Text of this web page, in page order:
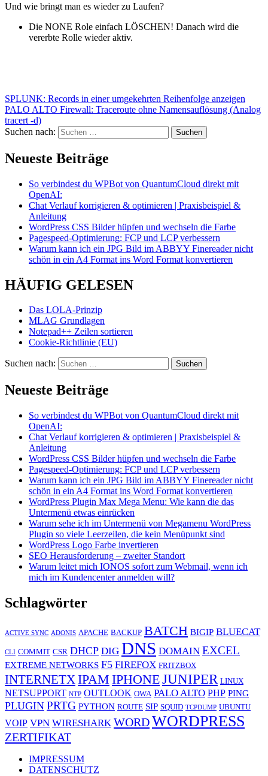
Und wie bringt man es wieder zu Laufen?
Die NONE Role einfach LÖSCHEN! Danach wird die
vererbte Rolle wieder aktiv.
SPLUNK: Records in einer umgekehrten Reihenfolge anzeigen
PALO ALTO Firewall: Traceroute ohne Namensauflösung (Analog
tracert -d)
Suchen nach:
Neueste Beiträge
So verbindest du WPBot von QuantumCloud direkt mit
OpenAI:
Chat Verlauf korrigieren & optimieren | Praxisbeispiel &
Anleitung
WordPress CSS Bilder hüpfen und wechseln die Farbe
Pagespeed-Optimierung: FCP und LCP verbessern
Warum kann ich ein JPG Bild im ABBYY Finereader nicht
schön in ein A4 Format ins Word Format konvertieren
HÄUFIG GELESEN
Das LOLA-Prinzip
MLAG Grundlagen
Notepad++ Zeilen sortieren
Cookie-Richtlinie (EU)
Suchen nach:
Neueste Beiträge
So verbindest du WPBot von QuantumCloud direkt mit
OpenAI:
Chat Verlauf korrigieren & optimieren | Praxisbeispiel &
Anleitung
WordPress CSS Bilder hüpfen und wechseln die Farbe
Pagespeed-Optimierung: FCP und LCP verbessern
Warum kann ich ein JPG Bild im ABBYY Finereader nicht
schön in ein A4 Format ins Word Format konvertieren
WordPress Plugin Max Mega Menu: Wie kann die das
Untermenü etwas einrücken
Warum sehe ich im Untermenü von Megamenu WordPress
Plugin so viele Leerzeilen, die kein Menüpunkt sind
WordPress Logo Farbe invertieren
SEO Herausforderung – zweiter Standort
Warum leitet mich IONOS sofort zum Webmail, wenn ich
mich im Kundencenter anmelden will?
Schlagwörter
ACTIVE SYNC ADONIS APACHE BACKUP BATCH BIGIP BLUECAT
CLI COMMIT CSR DHCP DIG DNS DOMAIN EXCEL
EXTREME NETWORKS F5 FIREFOX FRITZBOX
INTERNETXIPAM IPHONEJUNIPER LINUX
NETSUPPORT NTP OUTLOOK OWA PALO ALTO PHP PING
PLUGIN PRTG PYTHON ROUTE SIP SQUID TCPDUMP UBUNTU
VOIP VPN WIRESHARK WORDWORDPRESS
ZERTIFIKAT
IMPRESSUM
DATENSCHUTZ